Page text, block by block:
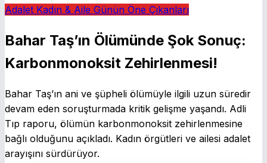
Adalet Kadın & Aile Günün Öne Çıkanları
Bahar Taş’ın Ölümünde Şok Sonuç:
Karbonmonoksit Zehirlenmesi!
Bahar Taş’ın ani ve şüpheli ölümüyle ilgili uzun süredir
devam eden soruşturmada kritik gelişme yaşandı. Adli
Tıp raporu, ölümün karbonmonoksit zehirlenmesine
bağlı olduğunu açıkladı. Kadın örgütleri ve ailesi adalet
arayışını sürdürüyor.